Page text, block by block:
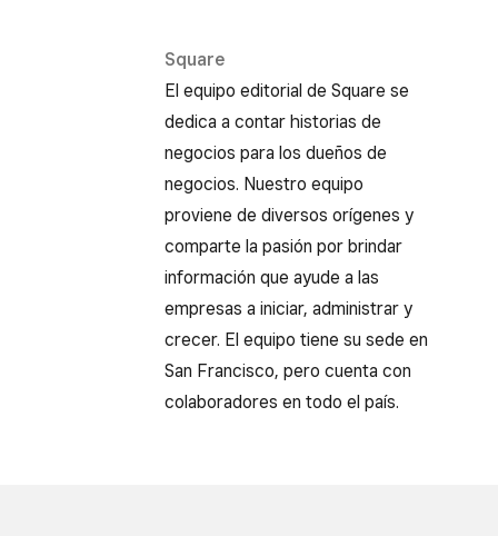
Square
El equipo editorial de Square se
dedica a contar historias de
negocios para los dueños de
negocios. Nuestro equipo
proviene de diversos orígenes y
comparte la pasión por brindar
información que ayude a las
empresas a iniciar, administrar y
crecer. El equipo tiene su sede en
San Francisco, pero cuenta con
colaboradores en todo el país.